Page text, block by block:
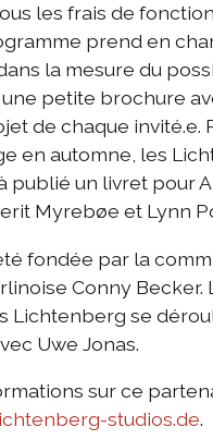
les frais de
prend en
la mesure du
petite brochure
de chaque invité.e.
en automne, les
publié un livret pour
Myrebøe et Lynn
fondée par la
Conny Becker.
Lichtenberg se
Uwe Jonas.
sur ce
studios.de.